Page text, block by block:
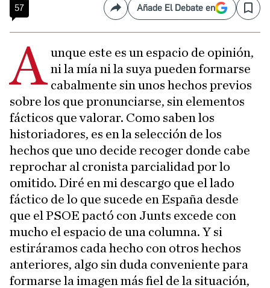
57 CompartirAñade El Debate en Save
A unque este es un espacio de opinión,
ni la mía ni la suya pueden formarse
cabalmente sin unos hechos previos
sobre los que pronunciarse, sin elementos
fácticos que valorar. Como saben los
historiadores, es en la selección de los
hechos que uno decide recoger donde cabe
reprochar al cronista parcialidad por lo
omitido. Diré en mi descargo que el lado
fáctico de lo que sucede en España desde
que el PSOE pactó con Junts excede con
mucho el espacio de una columna. Y si
estiráramos cada hecho con otros hechos
anteriores, algo sin duda conveniente para
formarse la imagen más fiel de la situación,